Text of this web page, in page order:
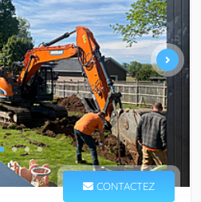
CONTACTEZ